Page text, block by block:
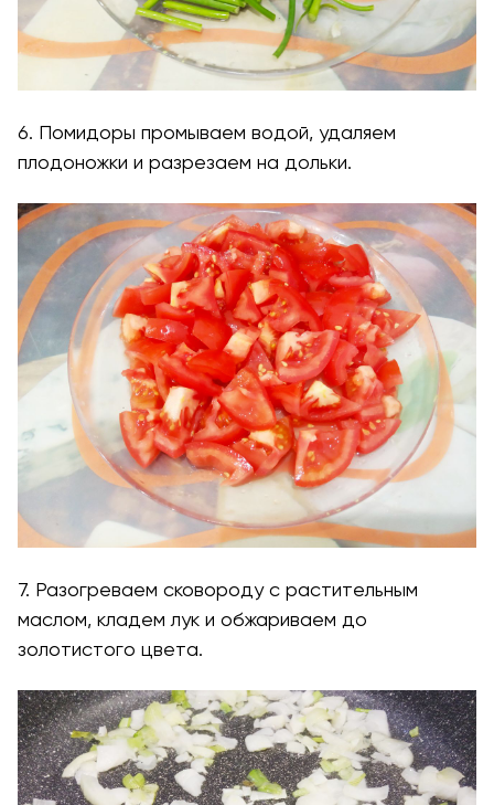
6. Помидоры промываем водой, удаляем
плодоножки и разрезаем на дольки.
7. Разогреваем сковороду с растительным
маслом, кладем лук и обжариваем до
золотистого цвета.